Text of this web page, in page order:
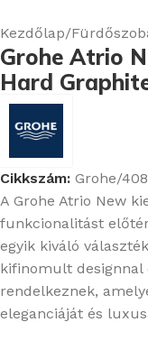
Kezdőlap
Grohe Atrio
Hard
Cikkszám: Grohe/
A Grohe Atrio New
funkcionalitást
egyik kiváló
kifinomult designnal
rendelkeznek,
eleganciáját és